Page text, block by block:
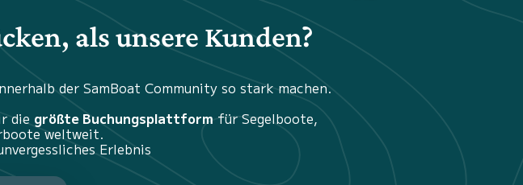
als unsere Kunden?
der SamBoat Community so stark machen.
die größte Buchungsplattformfür Segelboote,
weltweit.
Erlebnis